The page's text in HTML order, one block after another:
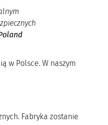
w Polsce. W naszym
Fabryka zostanie